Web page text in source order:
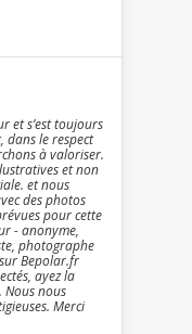
et s’est toujours
dans le respect
à valoriser.
et non
et nous
des photos
pour cette
- anonyme,
photographe
Bepolar.fr
ayez la
. Nous nous
Merci